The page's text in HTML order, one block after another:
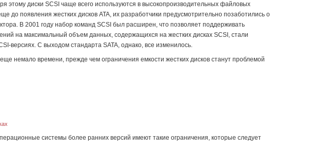
этому диски SCSI чаще всего используются в высокопроизводительных файловых
до появления жестких дисков ATA, их разработчики предусмотрительно позаботились о
В 2001 году набор команд SCSI был расширен, что позволяет поддерживать
на максимальный объем данных, содержащихся на жестких дисках SCSI, стали
версиях. С выходом стандарта SATA, однако, все изменилось.
немало времени, прежде чем ограничения емкости жестких дисков станут проблемой
системы более ранних версий имеют такие ограничения, которые следует